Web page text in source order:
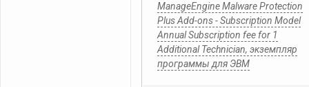
ManageEngine Malware Protection
Plus Add-ons - Subscription Model
Annual Subscription fee for 1
Additional Technician, экземпляр
программы для ЭВМ